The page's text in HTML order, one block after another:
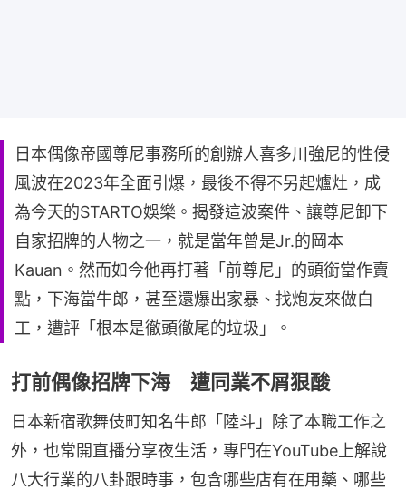
日本偶像帝國尊尼事務所的創辦人喜多川強尼的性侵
風波在2023年全面引爆，最後不得不另起爐灶，成
為今天的STARTO娛樂。揭發這波案件、讓尊尼卸下
自家招牌的人物之一，就是當年曾是Jr.的岡本
Kauan。然而如今他再打著「前尊尼」的頭銜當作賣
點，下海當牛郎，甚至還爆出家暴、找炮友來做白
工，遭評「根本是徹頭徹尾的垃圾」。
打前偶像招牌下海 遭同業不屑狠酸
日本新宿歌舞伎町知名牛郎「陸斗」除了本職工作之
外，也常開直播分享夜生活，專門在YouTube上解說
八大行業的八卦跟時事，包含哪些店有在用藥、哪些